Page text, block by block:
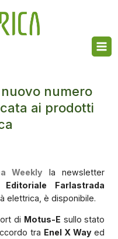
numero
ai prodotti
Weekly la newsletter
Editoriale Farlastrada
elettrica, è disponibile.
di Motus-E sullo stato
tra Enel X Wayed